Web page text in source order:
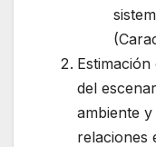
del
ambiente
relaciones